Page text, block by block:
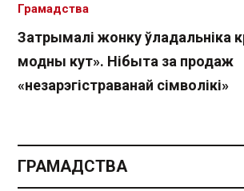
Затрымалі жонку ўладальніка
модны кут». Нібыта за продаж
«незарэгістраванай сімволікі»
Грамадства
ГРАМАДСТВА